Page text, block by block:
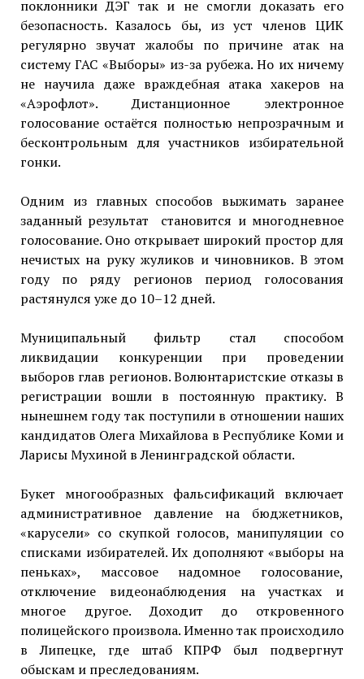
поклонники ДЭГ так и не смогли доказать его
безопасность. Казалось бы, из уст членов ЦИК
регулярно звучат жалобы по причине атак на
систему ГАС «Выборы» из-за рубежа. Но их ничему
не научила даже враждебная атака хакеров на
«Аэрофлот». Дистанционное электронное
голосование остаётся полностью непрозрачным и
бесконтрольным для участников избирательной
гонки.
Одним из главных способов выжимать заранее
заданный результат становится и многодневное
голосование. Оно открывает широкий простор для
нечистых на руку жуликов и чиновников. В этом
году по ряду регионов период голосования
растянулся уже до 10–12 дней.
Муниципальный фильтр стал способом
ликвидации конкуренции при проведении
выборов глав регионов. Волюнтаристские отказы в
регистрации вошли в постоянную практику. В
нынешнем году так поступили в отношении наших
кандидатов Олега Михайлова в Республике Коми и
Ларисы Мухиной в Ленинградской области.
Букет многообразных фальсификаций включает
административное давление на бюджетников,
«карусели» со скупкой голосов, манипуляции со
списками избирателей. Их дополняют «выборы на
пеньках», массовое надомное голосование,
отключение видеонаблюдения на участках и
многое другое. Доходит до откровенного
полицейского произвола. Именно так происходило
в Липецке, где штаб КПРФ был подвергнут
обыскам и преследованиям.